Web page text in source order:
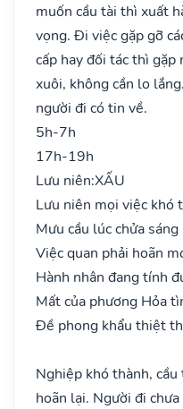
muốn cầu tài thì xuất
vọng. Đi việc gặp gỡ
cấp hay đối tác thì
xuôi, không cần lo
người đi có tin về.
5h-7h
17h-19h
Lưu niên:XẤU
Lưu niên mọi việc khó
Mưu cầu lúc chửa
Việc quan phải hoãn
Hành nhân đang tính
Mất của phương Hỏa
Đề phong khẩu thiệt
Nghiệp khó thành,
hoãn lại. Người đi